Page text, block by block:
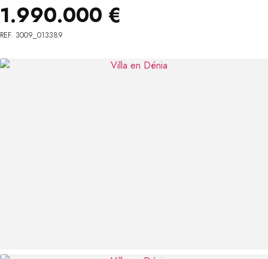
1.990.000 €
REF. 3009_013389